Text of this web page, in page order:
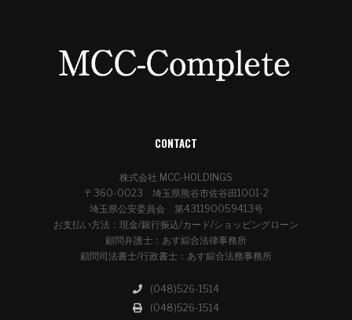
CONTACT
株式会社 MCC-HOLDINGS
〒360-0023 埼玉県熊谷市佐谷田1001-2
埼玉県公安委員会 第431190059413号
お支払い方法：現金/銀行振込/カード/ショッピングローン
顧問弁護士：あす綜合法律事務所
顧問司法書士/行政書士：あす綜合法務事務所
(048)526-1514
(048)526-1514